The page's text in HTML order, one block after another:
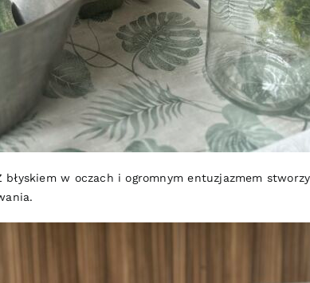
w oczach i ogromnym entuzjazmem